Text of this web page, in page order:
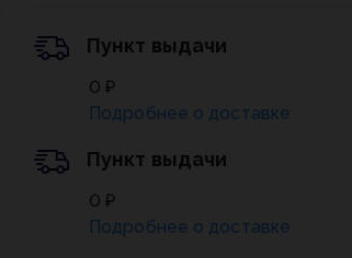
Пункт выдачи
0 ₽
Подробнее о доставке
Пункт выдачи
0 ₽
Подробнее о доставке